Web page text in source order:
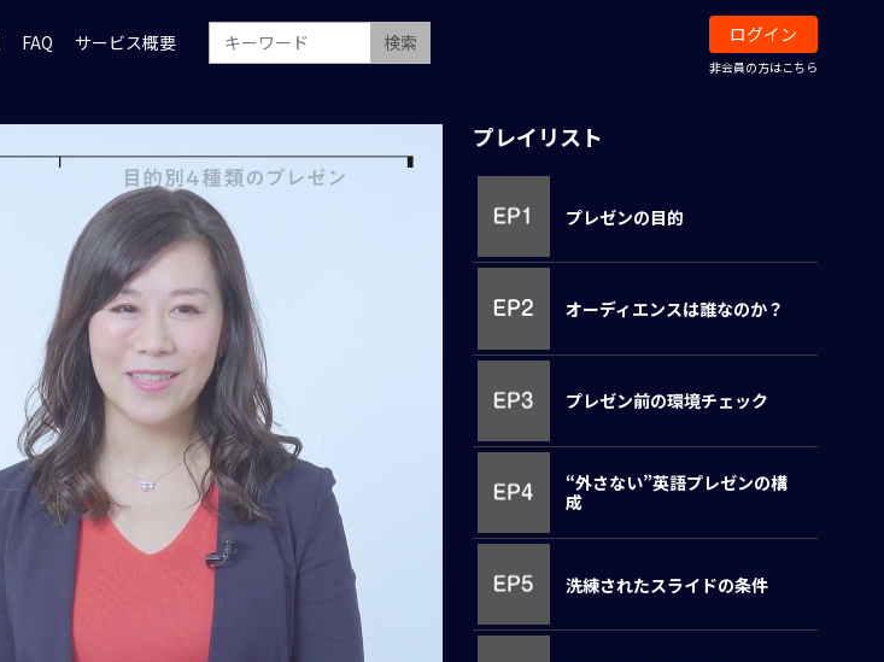
FAQ サービス概要 検索 ログイン
非会員の方はこちら
プレイリスト
プレゼンの目的
オーディエンスは誰なのか？
プレゼン前の環境チェック
“外さない”英語プレゼンの構
成
洗練されたスライドの条件